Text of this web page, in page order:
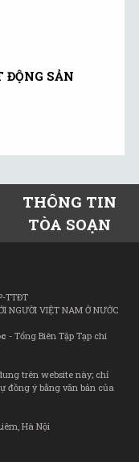
ĐỘNG SẢN
THÔNG TIN
TÒA SOẠN
TTĐT
NGƯỜI VIỆT NAM Ở NƯỚC
- Tổng Biên Tập Tạp chí
trên website này; chỉ
đồng ý bằng văn bản của
Hà Nội